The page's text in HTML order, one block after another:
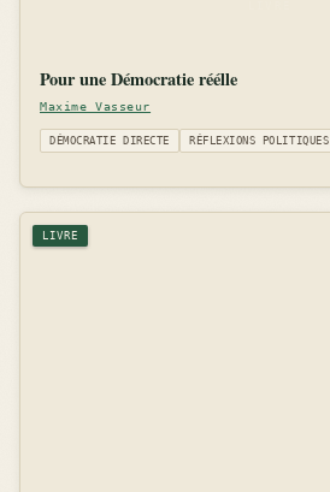
Pour une Démocratie réélle
Maxime Vasseur
DÉMOCRATIE DIRECTE RÉFLEXIONS POLITIQUES
LIVRE